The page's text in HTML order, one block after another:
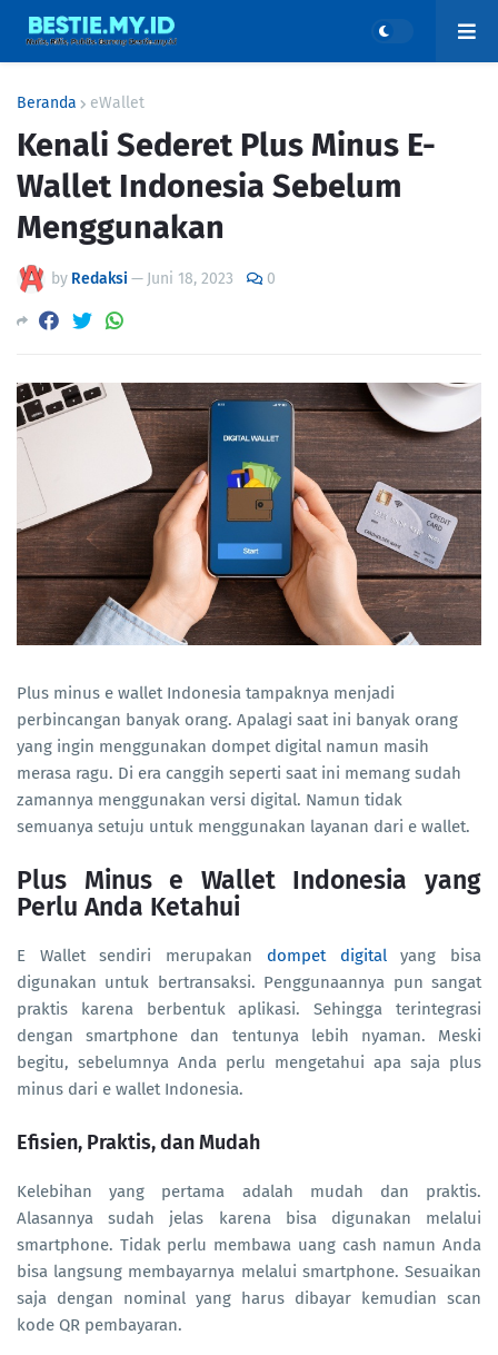
Beranda eWallet
Kenali Sederet Plus Minus E-
Wallet Indonesia Sebelum
Menggunakan
by Redaksi — Juni 18, 2023 0
Plus minus e wallet Indonesia tampaknya menjadi
perbincangan banyak orang. Apalagi saat ini banyak orang
yang ingin menggunakan dompet digital namun masih
merasa ragu. Di era canggih seperti saat ini memang sudah
zamannya menggunakan versi digital. Namun tidak
semuanya setuju untuk menggunakan layanan dari e wallet.
Plus Minus e Wallet Indonesia yang
Perlu Anda Ketahui
E Wallet sendiri merupakan dompet digitalyang bisa
digunakan untuk bertransaksi. Penggunaannya pun sangat
praktis karena berbentuk aplikasi. Sehingga terintegrasi
dengan smartphone dan tentunya lebih nyaman. Meski
begitu, sebelumnya Anda perlu mengetahui apa saja plus
minus dari e wallet Indonesia.
Efisien, Praktis, dan Mudah
Kelebihan yang pertama adalah mudah dan praktis.
Alasannya sudah jelas karena bisa digunakan melalui
smartphone. Tidak perlu membawa uang cash namun Anda
bisa langsung membayarnya melalui smartphone. Sesuaikan
saja dengan nominal yang harus dibayar kemudian scan
kode QR pembayaran.